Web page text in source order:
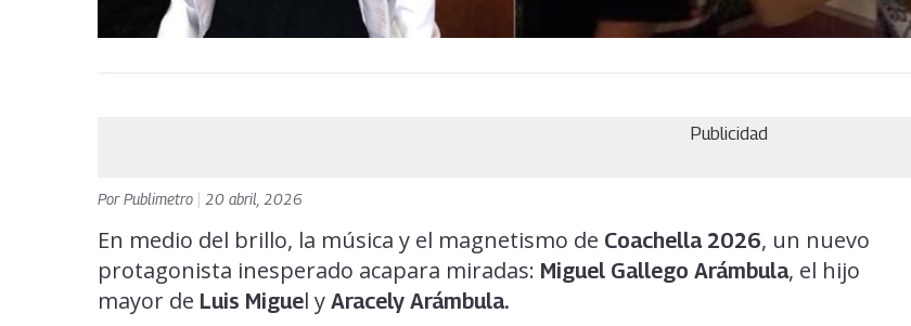
Publicidad
PorPublimetro 20 abril, 2026
En medio del brillo, la música y el magnetismo de Coachella 2026, un nuevo
protagonista inesperado acapara miradas: Miguel Gallego Arámbula, el hijo
mayor de Luis Miguel y Aracely Arámbula.